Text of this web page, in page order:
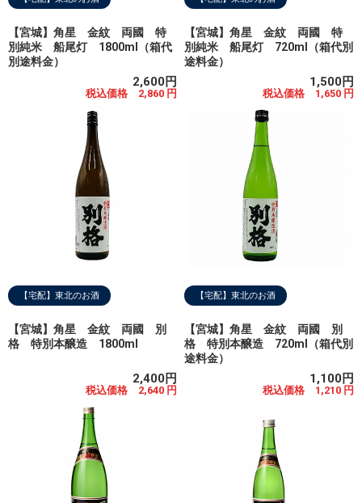
【宮城】角星 金紋 両國 特
別純米 船尾灯 1800ml（箱代
別途料金）
2,600円
税込価格 2,860 円
【宮城】角星 金紋 両國 特
別純米 船尾灯 720ml（箱代別
途料金）
1,500円
税込価格 1,650 円
【宅配】東北のお酒
【宮城】角星 金紋 両國 別
格 特別本醸造 1800ml
2,400円
税込価格 2,640 円
【宅配】東北のお酒
【宮城】角星 金紋 両國 別
格 特別本醸造 720ml（箱代別
途料金）
1,100円
税込価格 1,210 円